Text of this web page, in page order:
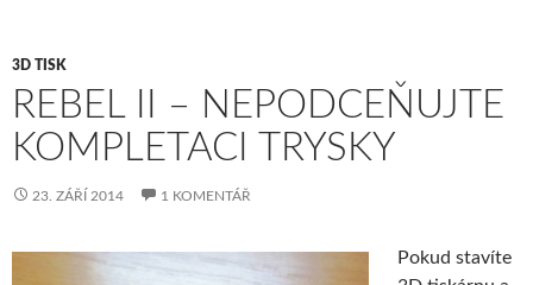
3D TISK
REBEL II – NEPODCEŇUJTE
KOMPLETACI TRYSKY
23. ZÁŘÍ 2014 1 KOMENTÁŘ
Pokud stavíte